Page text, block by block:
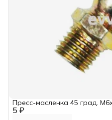
5 ₽
Пресс-масленка 45 град.